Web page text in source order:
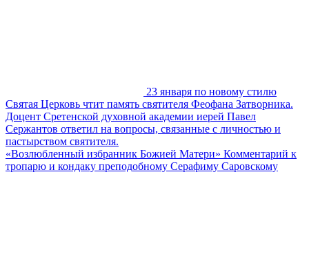
23 января по новому стилю
Святая Церковь чтит память святителя Феофана Затворника.
Доцент Сретенской духовной академии иерей Павел
Сержантов ответил на вопросы, связанные с личностью и
пастырством святителя.
«Возлюбленный избранник Божией Матери» Комментарий к
тропарю и кондаку преподобному Серафиму Саровскому